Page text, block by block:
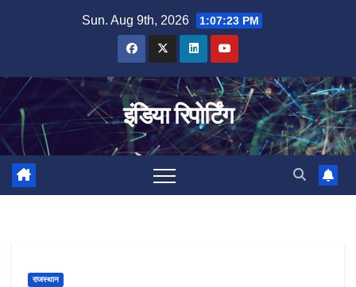
Sun. Aug 9th, 2026 1:07:23 PM
इंडिया रिपोर्टिंग
राजस्थान